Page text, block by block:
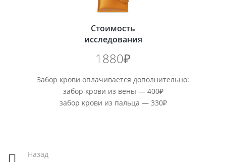
Стоимость
исследования
1880₽
Забор крови оплачивается дополнительно:
забор крови из вены — 400₽
забор крови из пальца — 330₽
Назад